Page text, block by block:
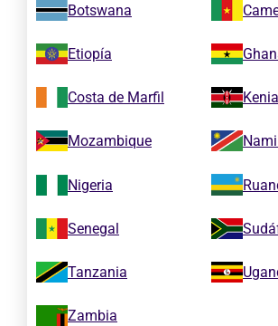
Botswana
Etiopía
Costa de Marfil Kenia
Mozambique
Nigeria
Senegal
Tanzania
Zambia